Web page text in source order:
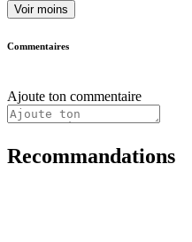
Voir moins
Commentaires
Ajoute ton commentaire
Recommandations